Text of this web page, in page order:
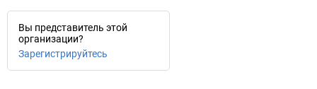
Вы представитель этой
организации?
Зарегистрируйтесь